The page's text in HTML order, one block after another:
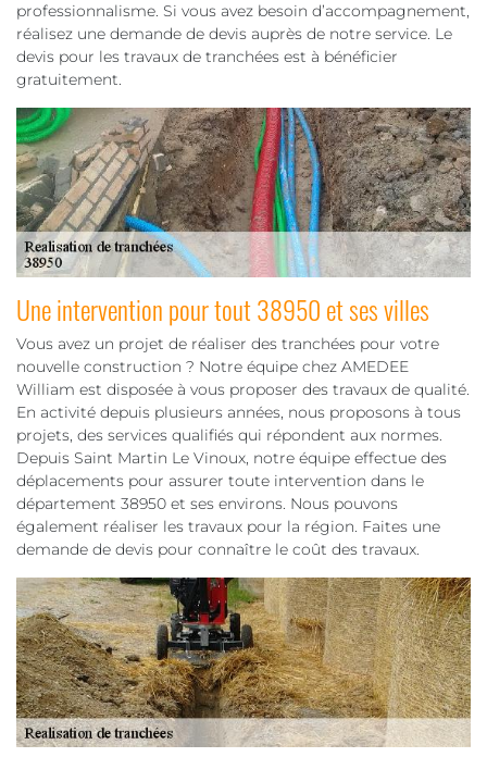
professionnalisme. Si vous avez besoin d’accompagnement,
réalisez une demande de devis auprès de notre service. Le
devis pour les travaux de tranchées est à bénéficier
gratuitement.
Une intervention pour tout 38950 et ses villes
Vous avez un projet de réaliser des tranchées pour votre
nouvelle construction ? Notre équipe chez AMEDEE
William est disposée à vous proposer des travaux de qualité.
En activité depuis plusieurs années, nous proposons à tous
projets, des services qualifiés qui répondent aux normes.
Depuis Saint Martin Le Vinoux, notre équipe effectue des
déplacements pour assurer toute intervention dans le
département 38950 et ses environs. Nous pouvons
également réaliser les travaux pour la région. Faites une
demande de devis pour connaître le coût des travaux.